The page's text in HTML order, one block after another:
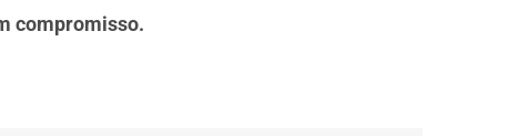
compromisso.